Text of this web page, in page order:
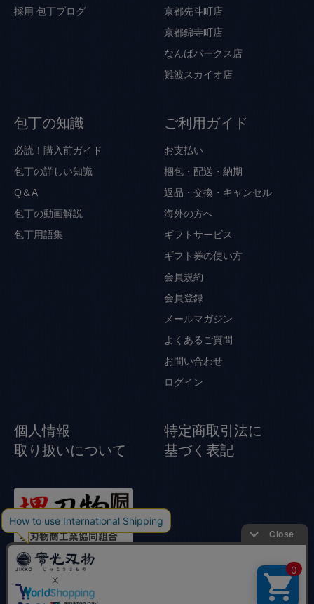
採用 包丁ブログ
京都先斗町店
京都錦寺町店
なんばパークス店
難波スカイオ店
包丁の知識
必読！購入前ガイド
包丁の詳しい知識
Q＆A
包丁の動画解説
包丁用語集
ご利用ガイド
お支払い
梱包・配送・納期
返品・交換・キャンセル
海外の方へ
ギフトサービス
ギフト券の使い方
会員規約
会員登録
メールマガジン
よくあるご質問
お問い合わせ
ログイン
個人情報
取り扱いについて
特定商取引法に
基づく表記
© Jikko Japanese knife All rights reserved.